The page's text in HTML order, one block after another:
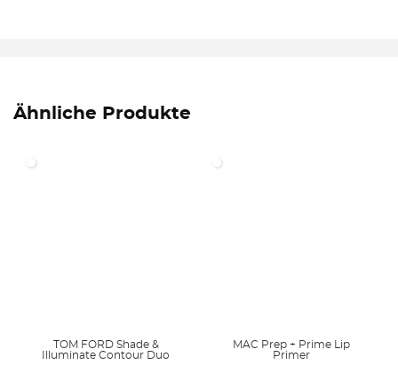
Ähnliche Produkte
TOM FORD Shade &
Illuminate Contour Duo
MAC Prep + Prime Lip
Primer